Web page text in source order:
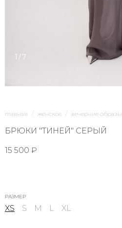
1/7
главная женское вечерние образы
БРЮКИ "ТИНЕЙ" СЕРЫЙ
15 500 ₽
РАЗМЕР
XS S M L XL